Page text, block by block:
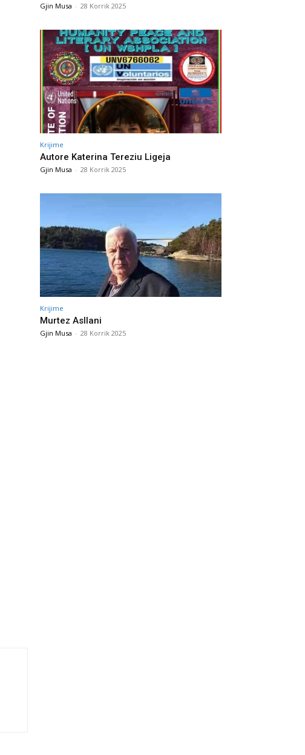
Gjin Musa - 28 Korrik 2025
Krijime
Autore Katerina Tereziu Ligeja
Gjin Musa - 28 Korrik 2025
Krijime
Murtez Asllani
Gjin Musa - 28 Korrik 2025